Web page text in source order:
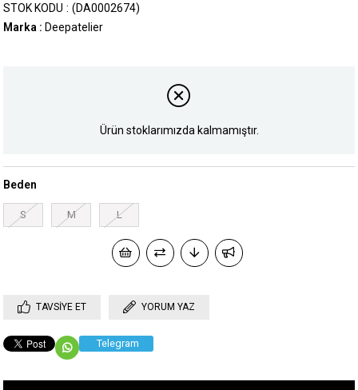
(DA0002674)
STOK KODU
Marka : Deepatelier
Ürün stoklarımızda kalmamıştır.
Beden
S M L
TAVSIYE ET YORUM YAZ
Telegram